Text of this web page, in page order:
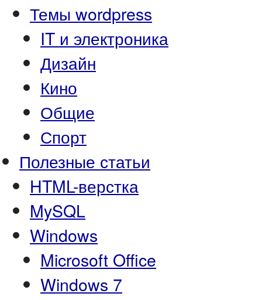
Темы wordpress
IT и электроника
Дизайн
Кино
Общие
Спорт
Полезные статьи
HTML-верстка
MySQL
Windows
Microsoft Office
Windows 7